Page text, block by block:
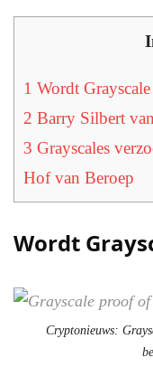
1 Wordt
2 Barry Silbert
3 Grayscales
Hof van Beroep
Wordt
Cryptonieuws: